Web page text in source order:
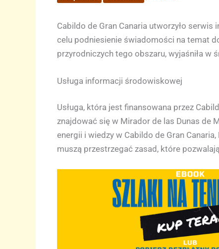
Cabildo de Gran Canaria utworzyło
celu podniesienie świadomości na temat
przyrodniczych tego obszaru, wyjaśniła w
Usługa informacji środowiskowej
Usługa, która jest finansowana przez
znajdować się w Mirador de las Dunas de
energii i wiedzy w Cabildo de Gran
muszą przestrzegać zasad, które